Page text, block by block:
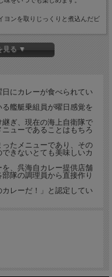
ヨンを取りじっくりと煮込んだビ
いが楽しめます。
見る ▼
にカレーが食べられてい
艦艇乗組員が曜日感覚を
ぎ、現在の海上自衛隊で
ューであることはもちろ
たメニューであり、その
きないとても美味しいカ
、呉海自カレー提供店舗
隊の調理員から直接作り
レーだ！」と認定してい